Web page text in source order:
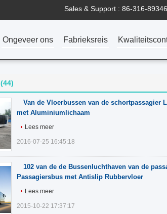
Sales & Support : 86-316-
Ongeveer ons Fabrieksreis
(44)
Van de Vloerbussen van de schortpassagier
met Aluminiumlichaam
Lees meer
2016-07-25 16:45:18
102 van de de Bussenluchthaven van de
Passagiersbus met Antislip Rubbervloer
Lees meer
2015-10-22 17:37:17